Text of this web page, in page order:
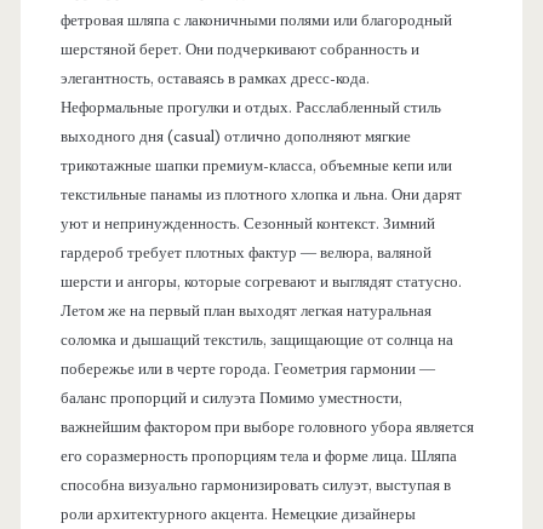
фетровая шляпа с лаконичными полями или благородный
шерстяной берет. Они подчеркивают собранность и
элегантность, оставаясь в рамках дресс-кода.
Неформальные прогулки и отдых. Расслабленный стиль
выходного дня (casual) отлично дополняют мягкие
трикотажные шапки премиум-класса, объемные кепи или
текстильные панамы из плотного хлопка и льна. Они дарят
уют и непринужденность. Сезонный контекст. Зимний
гардероб требует плотных фактур — велюра, валяной
шерсти и ангоры, которые согревают и выглядят статусно.
Летом же на первый план выходят легкая натуральная
соломка и дышащий текстиль, защищающие от солнца на
побережье или в черте города. Геометрия гармонии —
баланс пропорций и силуэта Помимо уместности,
важнейшим фактором при выборе головного убора является
его соразмерность пропорциям тела и форме лица. Шляпа
способна визуально гармонизировать силуэт, выступая в
роли архитектурного акцента. Немецкие дизайнеры